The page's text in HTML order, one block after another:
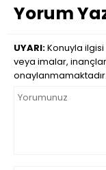
Yorum
UYARI:Konuyla
veya imalar,
onaylanmamaktadır.